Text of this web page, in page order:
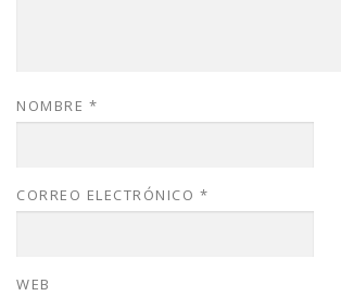
NOMBRE *
CORREO ELECTRÓNICO *
WEB